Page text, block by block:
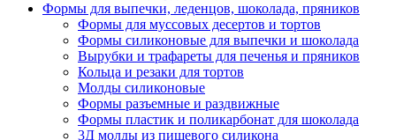
Формы для выпечки, леденцов, шоколада, пряников
Формы для муссовых десертов и тортов
Формы силиконовые для выпечки и шоколада
Вырубки и трафареты для печенья и пряников
Кольца и резаки для тортов
Молды силиконовые
Формы разъемные и раздвижные
Формы пластик и поликарбонат для шоколада
3Д молды из пищевого силикона